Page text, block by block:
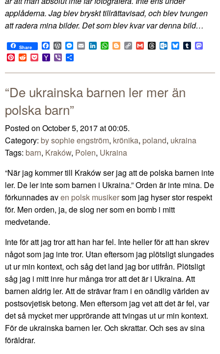
applåderna. Jag blev bryskt tillrättavisad, och blev tvungen
att radera mina bilder. Det som blev kvar var denna bild…
Share Facebook
WordPress
Messenger
EmailLinkedIn
WhatsApp
BloggerCopy
Link
GmailThreadsOutlook.com
BlueskyTumblr
Pinterest
RedditPocketYahoo
Mail
Viber
“De ukrainska barnen ler mer än
polska barn”
Posted on October 5, 2017 at 00:05.
Category: by sophie engström, krönika, poland, ukraina
Tags: barn, Kraków, Polen, Ukraina
“När jag kommer till Kraków ser jag att de polska barnen inte
ler. De ler inte som barnen i Ukraina.” Orden är inte mina. De
förkunnades aven polsk musikersom jag hyser stor respekt
för. Men orden, ja, de slog ner som en bomb i mitt
medvetande.
Inte för att jag tror att han har fel. Inte heller för att han skrev
något som jag inte tror. Utan eftersom jag plötsligt slungades
ut ur min kontext, och såg det land jag bor utifrån. Plötsligt
såg jag i mitt inre hur många tror att det är i Ukraina. Att
barnen aldrig ler. Att de strävar fram i en oändlig världen av
postsovjetisk betong. Men eftersom jag vet att det är fel, var
det så mycket mer upprörande att tvingas ut ur min kontext.
För de ukrainska barnen ler. Och skrattar. Och ses av sina
föräldrar.